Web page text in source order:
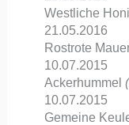
Westliche
21.05.2016
Rostrote
10.07.2015
Ackerhummel
10.07.2015
Gemeine